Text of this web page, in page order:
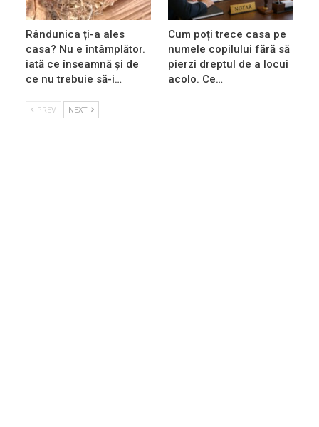
Rândunica ți-a ales
casa? Nu e întâmplător.
iată ce înseamnă și de
ce nu trebuie să-i…
Cum poți trece casa pe
numele copilului fără să
pierzi dreptul de a locui
acolo. Ce…
PREV NEXT